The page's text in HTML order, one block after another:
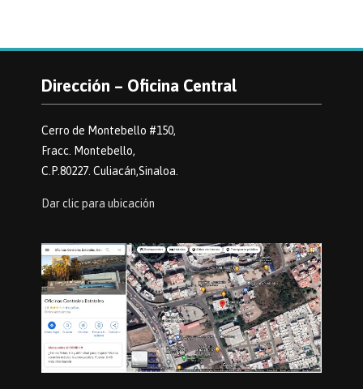
Dirección – Oficina Central
Cerro de Montebello #150,
Fracc. Montebello,
C.P.80227. Culiacán,Sinaloa.
Dar clic para ubicación